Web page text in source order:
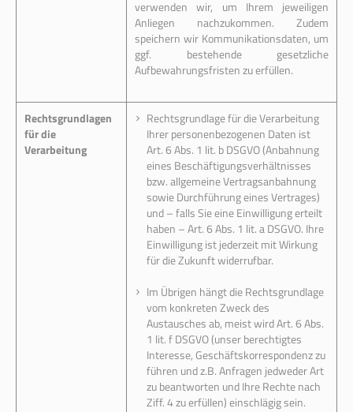
verwenden wir, um Ihrem jeweiligen
Anliegen nachzukommen. Zudem
speichern wir Kommunikationsdaten, um
ggf. bestehende gesetzliche
Aufbewahrungsfristen zu erfüllen.
Rechtsgrundlagen
für die
Verarbeitung
Rechtsgrundlage für die Verarbeitung
Ihrer personenbezogenen Daten ist
Art. 6 Abs. 1 lit. b DSGVO (Anbahnung
eines Beschäftigungsverhältnisses
bzw. allgemeine Vertragsanbahnung
sowie Durchführung eines Vertrages)
und – falls Sie eine Einwilligung erteilt
haben – Art. 6 Abs. 1 lit. a DSGVO. Ihre
Einwilligung ist jederzeit mit Wirkung
für die Zukunft widerrufbar.
Im Übrigen hängt die Rechtsgrundlage
vom konkreten Zweck des
Austausches ab, meist wird Art. 6 Abs.
1 lit. f DSGVO (unser berechtigtes
Interesse, Geschäftskorrespondenz zu
führen und z.B. Anfragen jedweder Art
zu beantworten und Ihre Rechte nach
Ziff. 4 zu erfüllen) einschlägig sein.